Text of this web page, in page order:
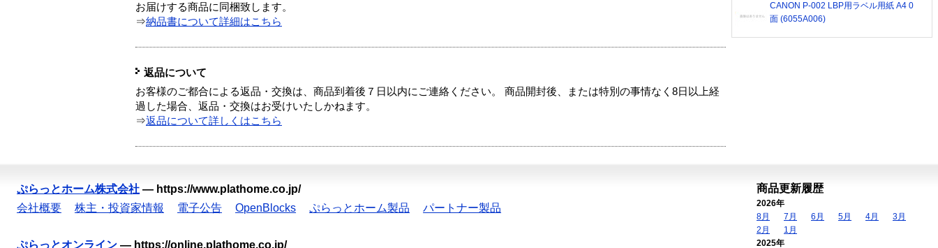
お届けする商品に同梱致します。
⇒納品書について詳細はこちら
返品について
お客様のご都合による返品・交換は、商品到着後７日以内にご連絡ください。 商品開封後、または特別の事情なく8日以上経
過した場合、返品・交換はお受けいたしかねます。
⇒返品について詳しくはこちら
CANON P-002 LBP用ラベル用紙 A4 0
面 (6055A006)
ぷらっとホーム株式会社 — https://www.plathome.co.jp/
会社概要
株主・投資家情報 電子公告 OpenBlocks ぷらっとホーム製品 パートナー製品
ぷらっとオンライン — https://online.plathome.co.jp/
商品更新履歴
2026年
8月
7月 6月 5月 4月
3月
2月
1月
2025年